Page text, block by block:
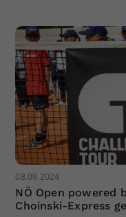
08.09.2024
NÖ Open powered
Choinski-Express
Zweck
hat.